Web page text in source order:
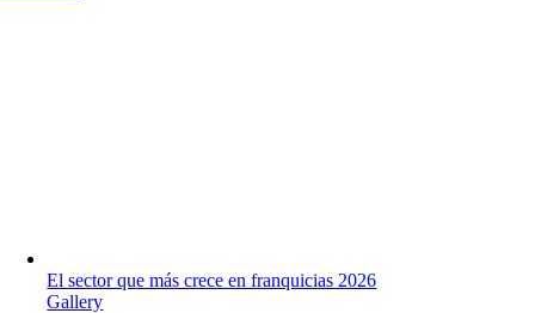
El sector que más crece en franquicias 2026
Gallery